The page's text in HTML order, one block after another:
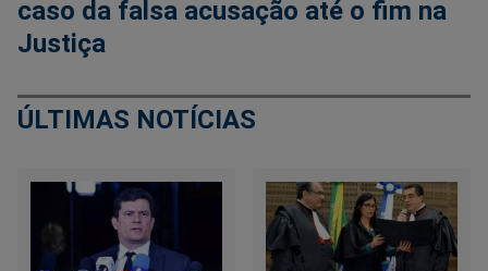
caso da falsa acusação até o fim na
Justiça
ÚLTIMAS NOTÍCIAS